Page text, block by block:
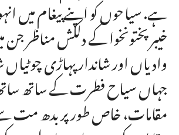
ہے. سیاحوں کو اپنے پیغام میں
خیبر پختونخوا کے دلکش مناظر جن
وادیاں اور شاندار پہاڑی
جہاں سیاح فطرت کے ساتھ
مقامات، خاص طور پر بدھ مت